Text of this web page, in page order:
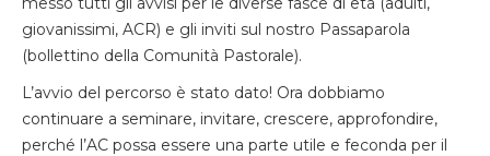
giovanissimi, ACR) e gli inviti sul nostro Passaparola
(bollettino della Comunità Pastorale).
L’avvio del percorso è stato dato! Ora dobbiamo
continuare a seminare, invitare, crescere, approfondire,
perché l’AC possa essere una parte utile e feconda per il